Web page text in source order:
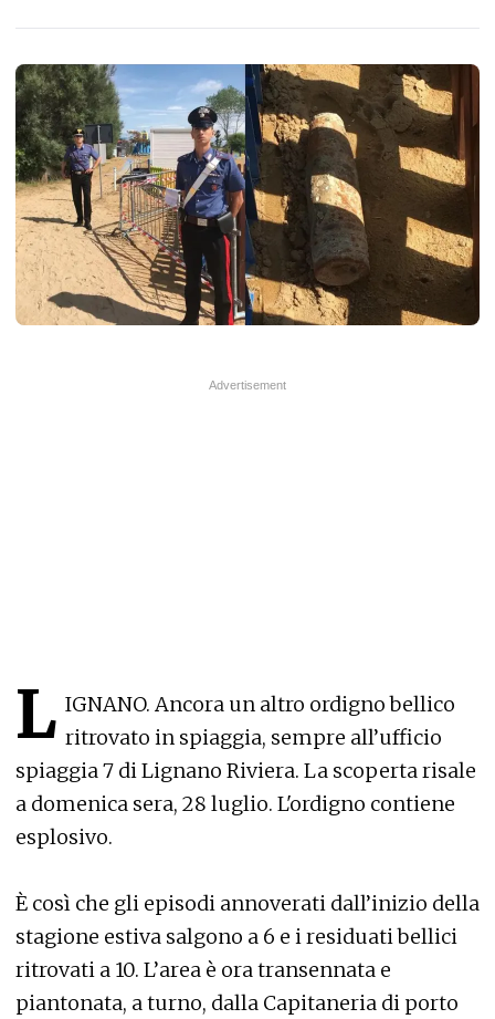
L IGNANO. Ancora un altro ordigno bellico
ritrovato in spiaggia, sempre all’ufficio
spiaggia 7 di Lignano Riviera. La scoperta risale
a domenica sera, 28 luglio. L'ordigno contiene
esplosivo.
È così che gli episodi annoverati dall’inizio della
stagione estiva salgono a 6 e i residuati bellici
ritrovati a 10. L’area è ora transennata e
piantonata, a turno, dalla Capitaneria di porto